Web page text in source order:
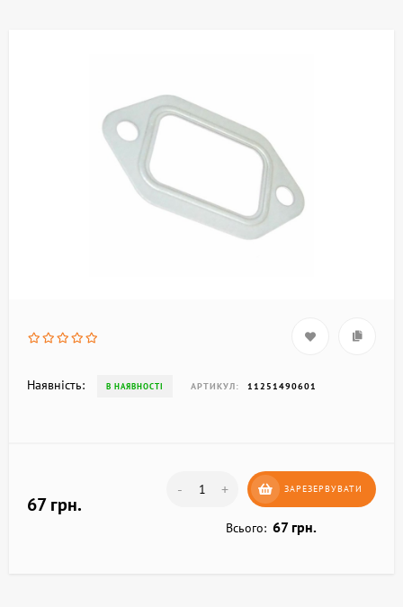
Наявність: В НАЯВНОСТІ АРТИКУЛ: 11251490601
67 грн.
- + ЗАРЕЗЕРВУВАТИ
Всього: 67 грн.